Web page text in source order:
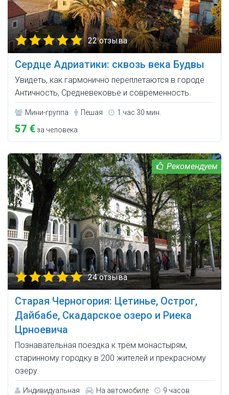
22 отзыва
Сердце Адриатики: сквозь века Будвы
Увидеть, как гармонично переплетаются в городе
Античность, Средневековье и современность.
Мини-группа Пешая 1 час 30 мин.
57 €за человека
24 отзыва
Старая Черногория: Цетинье, Острог,
Дайбабе, Скадарское озеро и Риека
Црноевича
Познавательная поездка к трём монастырям,
старинному городку в 200 жителей и прекрасному
озеру.
Индивидуальная На автомобиле 9 часов